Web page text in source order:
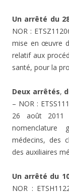
Un arrêté du
NOR :
mise en œuvre
relatif aux
santé, pour la
Deux arrêtés,
– NOR :
26 août 2011
nomenclature
médecins, des
des auxiliaires
Un arrêté du
NOR :